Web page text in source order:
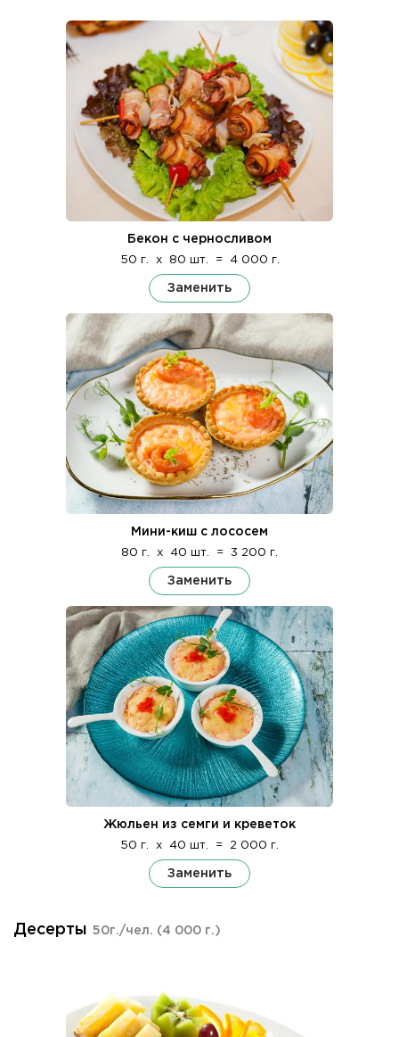
Бекон с черносливом
50 г. x 80 шт. = 4 000 г.
Заменить
Мини-киш с лососем
80 г. x 40 шт. = 3 200 г.
Заменить
Жюльен из семги и креветок
50 г. x 40 шт. = 2 000 г.
Заменить
Десерты 50г./чел. (4 000 г.)